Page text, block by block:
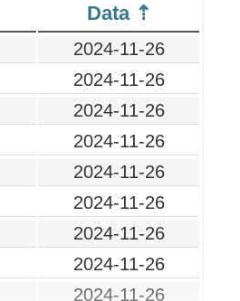
Data
2024-11-26
2024-11-26
2024-11-26
2024-11-26
2024-11-26
2024-11-26
2024-11-26
2024-11-26
2024-11-26